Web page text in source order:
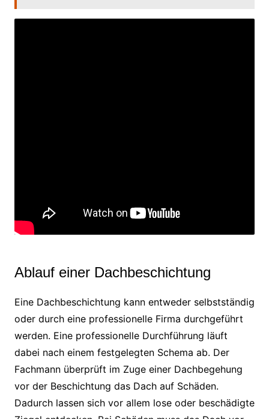
Ablauf einer Dachbeschichtung
Eine Dachbeschichtung kann entweder selbstständig
oder durch eine professionelle Firma durchgeführt
werden. Eine professionelle Durchführung läuft
dabei nach einem festgelegten Schema ab. Der
Fachmann überprüft im Zuge einer Dachbegehung
vor der Beschichtung das Dach auf Schäden.
Dadurch lassen sich vor allem lose oder beschädigte